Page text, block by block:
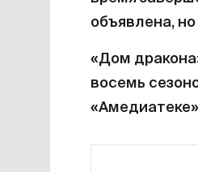
объявлена,
«Дом
восемь